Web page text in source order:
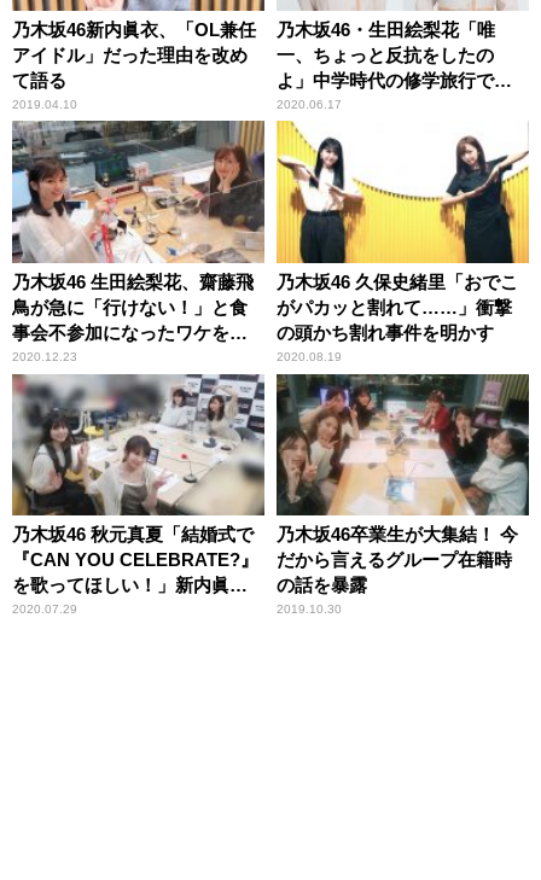
乃木坂46新内眞衣、「OL兼任
アイドル」だった理由を改め
て語る
2019.04.10
乃木坂46・生田絵梨花「唯
一、ちょっと反抗をしたの
よ」中学時代の修学旅行で
の“サボり”を告白
2020.06.17
乃木坂46 生田絵梨花、齋藤飛
鳥が急に「行けない！」と食
事会不参加になったワケを推
測「調べたんじゃないか
な？」
2020.12.23
乃木坂46 久保史緒里「おでこ
がパカッと割れて……」衝撃
の頭かち割れ事件を明かす
2020.08.19
乃木坂46 秋元真夏「結婚式で
『CAN YOU CELEBRATE?』
を歌ってほしい！」新内眞
衣・遠藤さくら・賀喜遥香
2020.07.29
乃木坂46卒業生が大集結！ 今
だから言えるグループ在籍時
の話を暴露
2019.10.30